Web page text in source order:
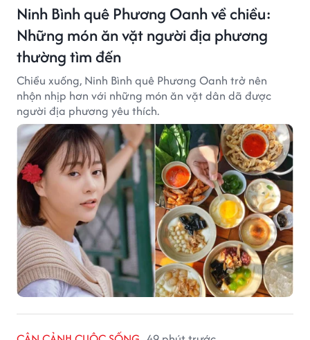
Ninh Bình quê Phương Oanh về chiều:
Những món ăn vặt người địa phương
thường tìm đến
Chiều xuống, Ninh Bình quê Phương Oanh trở nên
nhộn nhịp hơn với những món ăn vặt dân dã được
người địa phương yêu thích.